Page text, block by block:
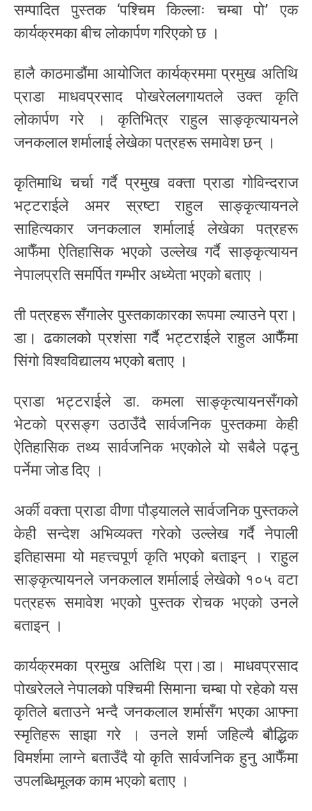
सम्पादित पुस्तक ‘पश्चिम किल्लाः चम्बा पो’ एक
कार्यक्रमका बीच लोकार्पण गरिएको छ ।
हालै काठमाडौंमा आयोजित कार्यक्रममा प्रमुख अतिथि
प्राडा माधवप्रसाद पोखरेललगायतले उक्त कृति
लोकार्पण गरे । कृतिभित्र राहुल साङ्कृत्यायनले
जनकलाल शर्मालाई लेखेका पत्रहरू समावेश छन् ।
कृतिमाथि चर्चा गर्दै प्रमुख वक्ता प्राडा गोविन्दराज
भट्टराईले अमर स्रष्टा राहुल साङ्कृत्यायनले
साहित्यकार जनकलाल शर्मालाई लेखेका पत्रहरू
आफैँमा ऐतिहासिक भएको उल्लेख गर्दै साङ्कृत्यायन
नेपालप्रति समर्पित गम्भीर अध्येता भएको बताए ।
ती पत्रहरू सँगालेर पुस्तकाकारका रूपमा ल्याउने प्रा।
डा। ढकालको प्रशंसा गर्दै भट्टराईले राहुल आफैँमा
सिंगो विश्वविद्यालय भएको बताए ।
प्राडा भट्टराईले डा. कमला साङ्कृत्यायनसँगको
भेटको प्रसङ्ग उठाउँदै सार्वजनिक पुस्तकमा केही
ऐतिहासिक तथ्य सार्वजनिक भएकोले यो सबैले पढ्नु
पर्नेमा जोड दिए ।
अर्की वक्ता प्राडा वीणा पौड्यालले सार्वजनिक पुस्तकले
केही सन्देश अभिव्यक्त गरेको उल्लेख गर्दै नेपाली
इतिहासमा यो महत्त्वपूर्ण कृति भएको बताइन् । राहुल
साङ्कृत्यायनले जनकलाल शर्मालाई लेखेको १०५ वटा
पत्रहरू समावेश भएको पुस्तक रोचक भएको उनले
बताइन् ।
कार्यक्रमका प्रमुख अतिथि प्रा।डा। माधवप्रसाद
पोखरेलले नेपालको पश्चिमी सिमाना चम्बा पो रहेको यस
कृतिले बताउने भन्दै जनकलाल शर्मासँग भएका आफ्ना
स्मृतिहरू साझा गरे । उनले शर्मा जहिल्यै बौद्धिक
विमर्शमा लाग्ने बताउँदै यो कृति सार्वजनिक हुनु आफैँमा
उपलब्धिमूलक काम भएको बताए ।